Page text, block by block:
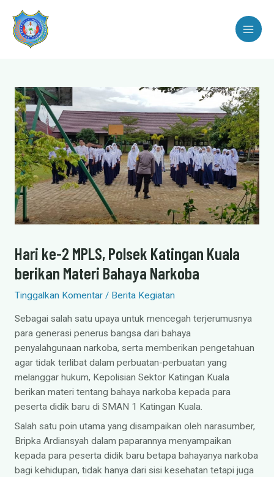
konten
Hari ke-2 MPLS, Polsek Katingan Kuala
berikan Materi Bahaya Narkoba
Tinggalkan Komentar / Berita Kegiatan
Sebagai salah satu upaya untuk mencegah terjerumusnya
para generasi penerus bangsa dari bahaya
penyalahgunaan narkoba, serta memberikan pengetahuan
agar tidak terlibat dalam perbuatan-perbuatan yang
melanggar hukum, Kepolisian Sektor Katingan Kuala
berikan materi tentang bahaya narkoba kepada para
peserta didik baru di SMAN 1 Katingan Kuala.
Salah satu poin utama yang disampaikan oleh narasumber,
Bripka Ardiansyah dalam paparannya menyampaikan
kepada para peserta didik baru betapa bahayanya narkoba
bagi kehidupan, tidak hanya dari sisi kesehatan tetapi juga